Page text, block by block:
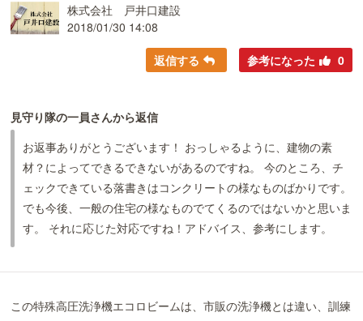
株式会社 戸井口建設
2018/01/30 14:08
返信する 参考になった 0
見守り隊の一員さんから返信
お返事ありがとうございます！ おっしゃるように、建物の素
材？によってできるできないがあるのですね。 今のところ、チ
ェックできている落書きはコンクリートの様なものばかりです。
でも今後、一般の住宅の様なものでてくるのではないかと思いま
す。 それに応じた対応ですね！アドバイス、参考にします。
この特殊高圧洗浄機エコロビームは、市販の洗浄機とは違い、訓練